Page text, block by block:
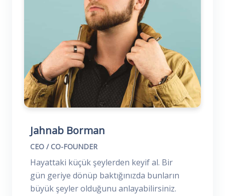
Jahnab Borman
CEO / CO-FOUNDER
Hayattaki küçük şeylerden keyif al. Bir
gün geriye dönüp baktığınızda bunların
büyük şeyler olduğunu anlayabilirsiniz.